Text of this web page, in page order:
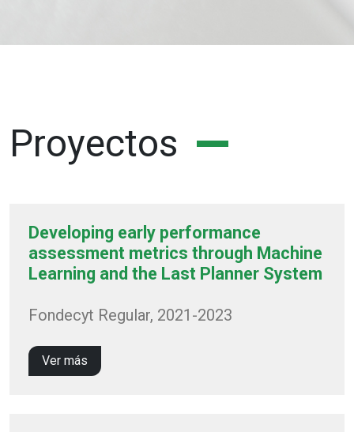
Proyectos
Developing early performance
assessment metrics through Machine
Learning and the Last Planner System
Fondecyt Regular, 2021-2023
Ver más